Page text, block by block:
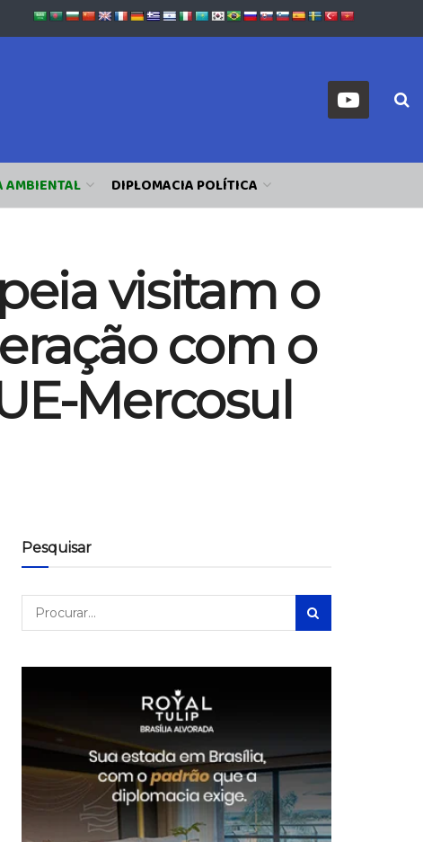
AMBIENTAL DIPLOMACIA POLÍTICA
visitam o
com o
Mercosul
Pesquisar